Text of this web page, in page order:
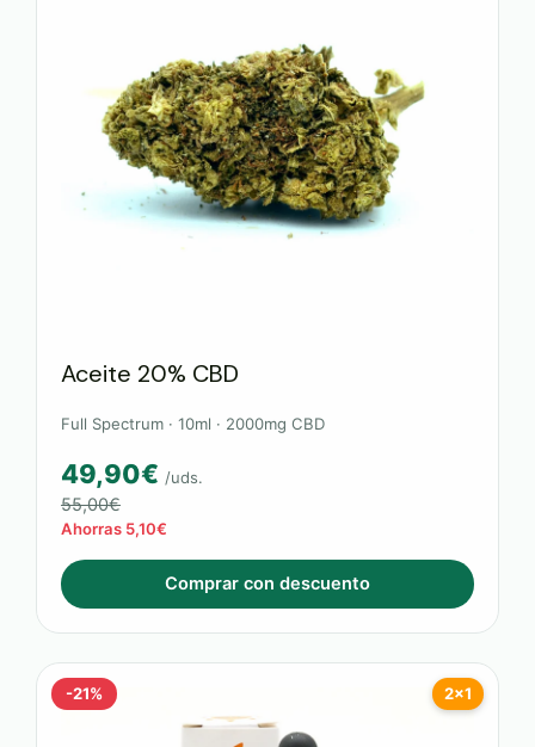
Aceite 20% CBD
Full Spectrum · 10ml · 2000mg CBD
49,90€ /uds.
55,00€
Ahorras 5,10€
Comprar con descuento
-21% 2x1